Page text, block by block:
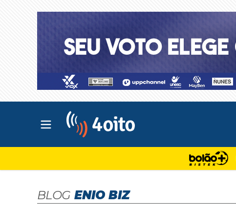
Abrir menu principal
BLOG ENIO BIZ